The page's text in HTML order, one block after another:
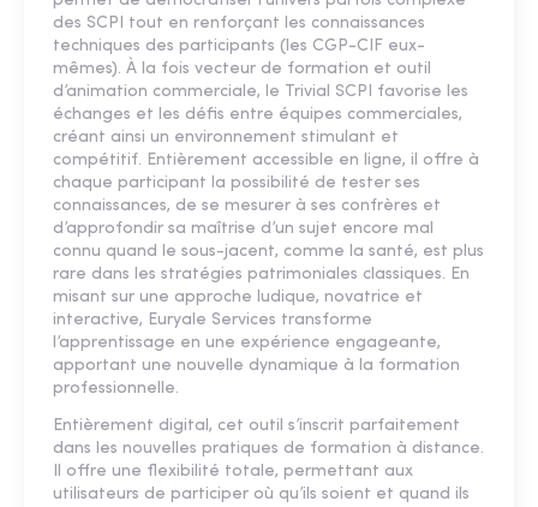
des SCPI tout en renforçant les connaissances
techniques des participants (les CGP-CIF eux-
mêmes). À la fois vecteur de formation et outil
d’animation commerciale, le Trivial SCPI favorise les
échanges et les défis entre équipes commerciales,
créant ainsi un environnement stimulant et
compétitif. Entièrement accessible en ligne, il offre à
chaque participant la possibilité de tester ses
connaissances, de se mesurer à ses confrères et
d’approfondir sa maîtrise d’un sujet encore mal
connu quand le sous-jacent, comme la santé, est plus
rare dans les stratégies patrimoniales classiques. En
misant sur une approche ludique, novatrice et
interactive, Euryale Services transforme
l’apprentissage en une expérience engageante,
apportant une nouvelle dynamique à la formation
professionnelle.
Entièrement digital, cet outil s’inscrit parfaitement
dans les nouvelles pratiques de formation à distance.
Il offre une flexibilité totale, permettant aux
utilisateurs de participer où qu’ils soient et quand ils